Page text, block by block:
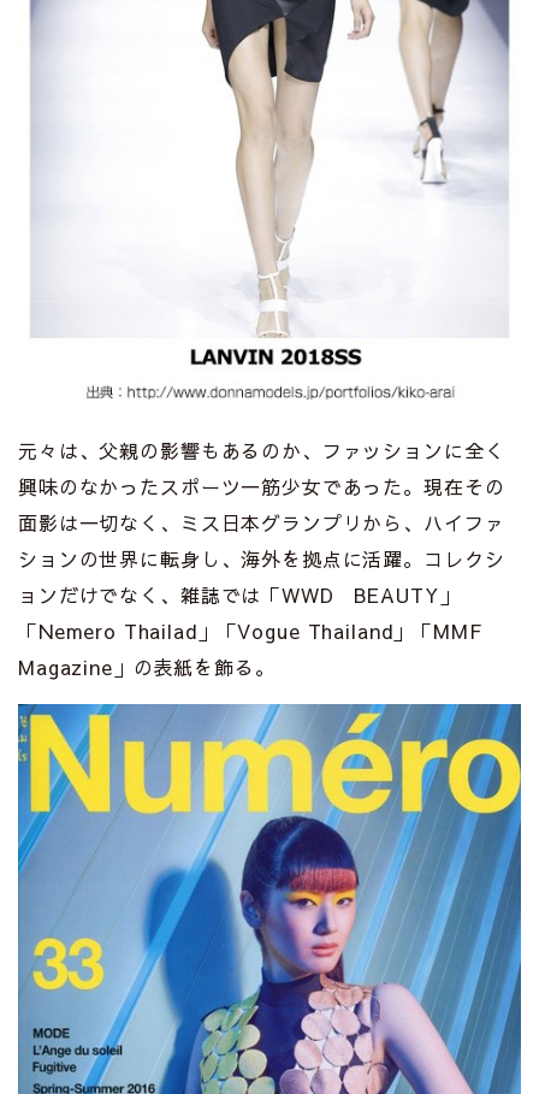
元々は、父親の影響もあるのか、ファッションに全く
興味のなかったスポーツ一筋少女であった。現在その
面影は一切なく、ミス日本グランプリから、ハイファ
ションの世界に転身し、海外を拠点に活躍。コレクシ
ョンだけでなく、雑誌では「WWD BEAUTY」
「Nemero Thailad」「Vogue Thailand」「MMF
Magazine」の表紙を飾る。